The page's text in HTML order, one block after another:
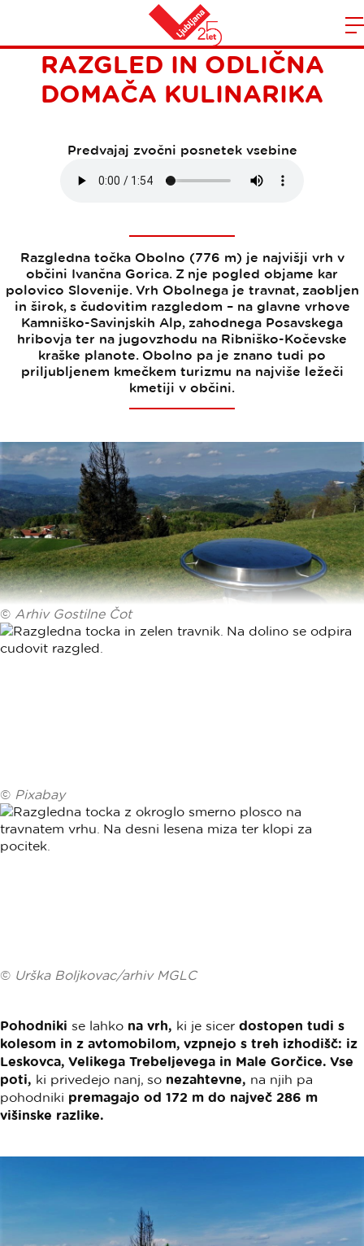
Domov
OBOLNO: ČUDOVIT
RAZGLED IN ODLIČNA
DOMAČA KULINARIKA
Predvajaj zvočni posnetek vsebine
Razgledna točka Obolno (776 m) je najvišji vrh v
občini Ivančna Gorica. Z nje pogled objame kar
polovico Slovenije. Vrh Obolnega je travnat, zaobljen
in širok, s čudovitim razgledom – na glavne vrhove
Kamniško-Savinjskih Alp, zahodnega Posavskega
hribovja ter na jugovzhodu na Ribniško-Kočevske
kraške planote. Obolno pa je znano tudi po
priljubljenem kmečkem turizmu na najviše ležeči
kmetiji v občini.
© Arhiv Gostilne Čot
© Pixabay
© Urška Boljkovac/arhiv MGLC
Pohodniki se lahko na vrh, ki je sicer dostopen tudi s
kolesom in z avtomobilom, vzpnejo s treh izhodišč: iz
Leskovca, Velikega Trebeljevega in Male Gorčice. Vse
poti, ki privedejo nanj, so nezahtevne, na njih pa
pohodniki premagajo od 172 m do največ 286 m
višinske razlike.